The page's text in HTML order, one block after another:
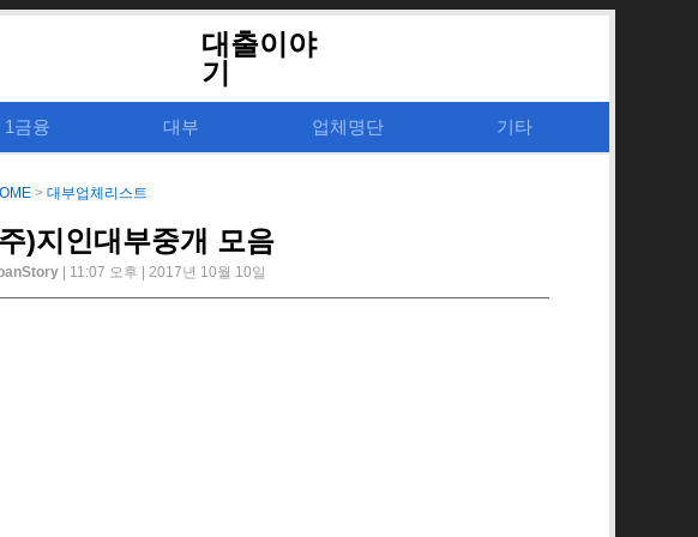
대출이야
기
1금융 대부 업체명단 기타
> 대부업체리스트
)지인대부중개 모음
| 11:07 오후 | 2017년 10월 10일